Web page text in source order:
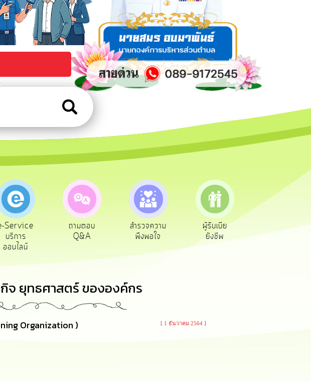
Service
บริการ
ออนไลน์
ถามตอบ
Q&A
สำรวจความ
พึงพอใจ
ผู้รับเบีย
ยังชีพ
ประเมินภาษี
ท้องถิ่น
ยุทธศาสตร์ ขององค์กร
Organization ) [ 1 ธันวาคม 2564 ]